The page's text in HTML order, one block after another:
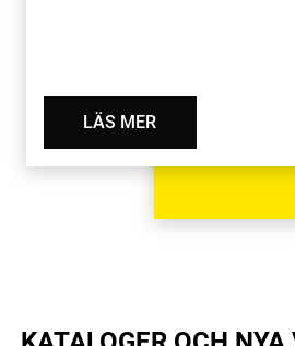
LÄS MER